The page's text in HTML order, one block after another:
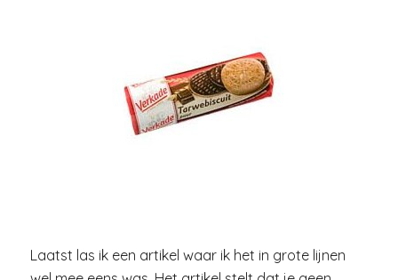
Laatst las ik een artikel waar ik het in grote lijnen